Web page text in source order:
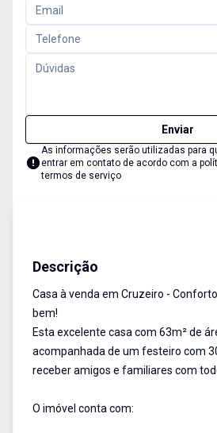
Enviar
As informações serão utilizadas para
entrar em contato de acordo com a
termos de serviço
Descrição
Casa à venda em Cruzeiro -
bem!
Esta excelente casa com 63m² de
acompanhada de um festeiro com
receber amigos e familiares com
O imóvel conta com: